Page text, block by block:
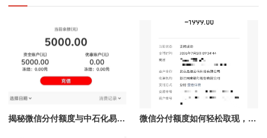
揭秘微信分付额度与中石化易捷加油的完美结合，秒提现让你掌控财务自由！ 微信分付额度如何轻松取现，秒到账技巧全解析！